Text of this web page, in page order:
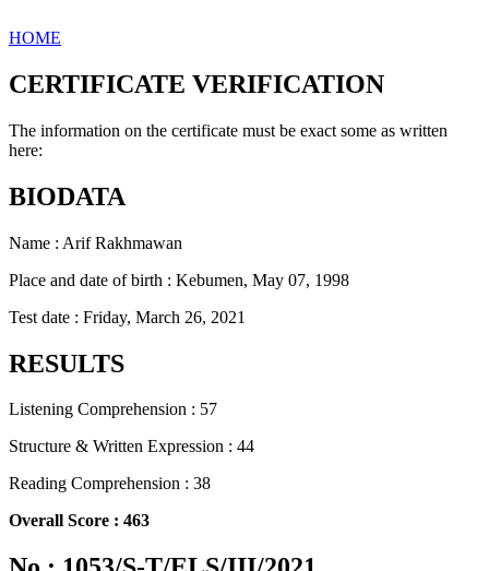
HOME
CERTIFICATE VERIFICATION
The information on the certificate must be exact some as written
here:
BIODATA
Name : Arif Rakhmawan
Place and date of birth : Kebumen, May 07, 1998
Test date : Friday, March 26, 2021
RESULTS
Listening Comprehension : 57
Structure & Written Expression : 44
Reading Comprehension : 38
Overall Score : 463